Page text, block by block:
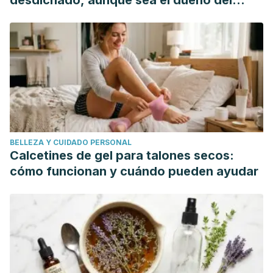
de Investigaciones Biomedicas.
Rev Cubana Med Gen Integr v.19 n.4 Ciudad de La Habana
jul.-ago. 2003. Aplicación de la terapia floral de Bach en
niños con retardo del desarrollo psíquico.
http://scielo.sld.cu/scielo.php?pid=S0864-
21252003000400005&script=sci_arttext&tlng=en
MedlinePlus. Fobia.
https://medlineplus.gov/spanish/phobias.html
BELLEZA Y CUIDADO PERSONAL
Calcetines de gel para talones secos:
cómo funcionan y cuándo pueden ayudar